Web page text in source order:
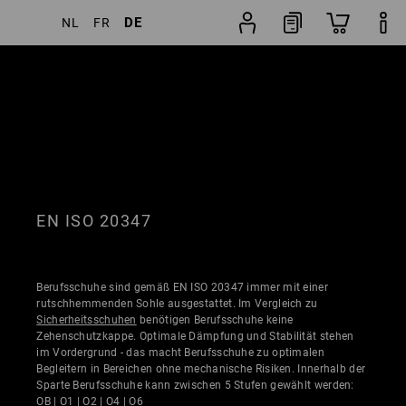
NL FR DE
EN ISO 20347
Berufsschuhe sind gemäß EN ISO 20347 immer mit einer
rutschhemmenden Sohle ausgestattet. Im Vergleich zu
Sicherheitsschuhen benötigen Berufsschuhe keine
Zehenschutzkappe. Optimale Dämpfung und Stabilität stehen
im Vordergrund - das macht Berufsschuhe zu optimalen
Begleitern in Bereichen ohne mechanische Risiken. Innerhalb der
Sparte Berufsschuhe kann zwischen 5 Stufen gewählt werden:
OB| O1 |O2| O4 |O6